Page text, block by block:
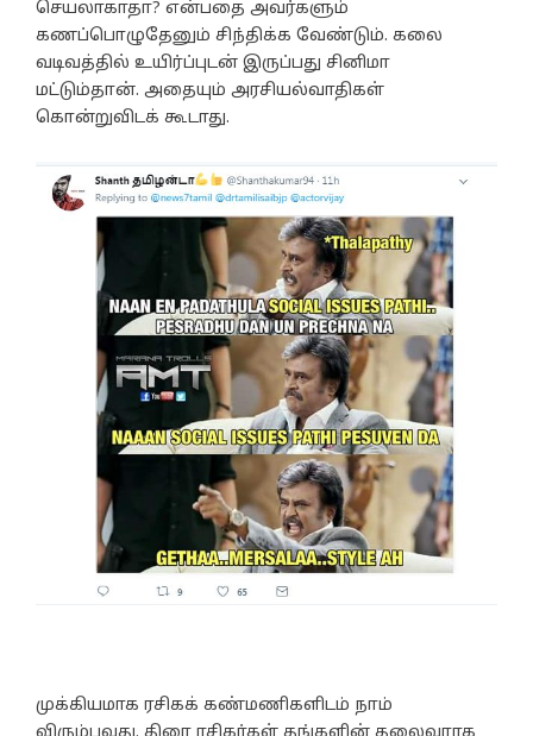
செயலாகாதா? என்பதை அவர்களும்
கணப்பொழுதேனும் சிந்திக்க வேண்டும். கலை
வடிவத்தில் உயிர்ப்புடன் இருப்பது சினிமா
மட்டும்தான். அதையும் அரசியல்வாதிகள்
கொன்றுவிடக் கூடாது.
முக்கியமாக ரசிகக் கண்மணிகளிடம் நாம்